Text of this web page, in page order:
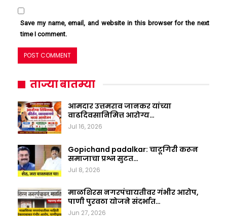
Save my name, email, and website in this browser for the next
time I comment.
ताज्या बातम्या
आमदार उत्तमराव जानकर यांच्या
वाढदिवसानिमित्त आरोग्य…
Jul 16, 2026
Gopichand padalkar: चाटूगिरी करून
समाजाचा प्रश्न सुटत…
Jul 8, 2026
माळशिरस नगरपंचायतीवर गंभीर आरोप,
पाणी पुरवठा योजने संदर्भात…
Jun 27, 2026